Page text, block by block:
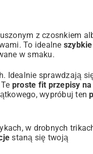
z czosnkiem
To idealne
w smaku.
Idealnie sprawdzają
proste fit przepisy na
wypróbuj ten
w drobnych
staną się twoją